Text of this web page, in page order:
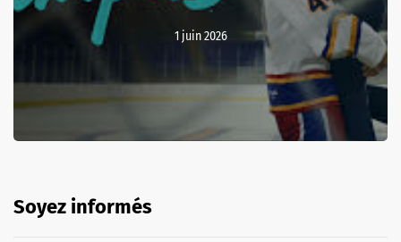
1 juin 2026
Soyez informés